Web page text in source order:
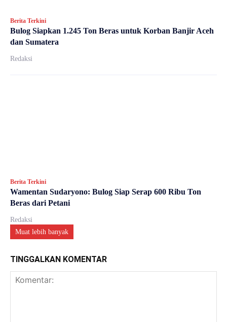
Berita Terkini
Bulog Siapkan 1.245 Ton Beras untuk Korban Banjir Aceh
dan Sumatera
Redaksi
Berita Terkini
Wamentan Sudaryono: Bulog Siap Serap 600 Ribu Ton
Beras dari Petani
Redaksi
Muat lebih banyak
TINGGALKAN KOMENTAR